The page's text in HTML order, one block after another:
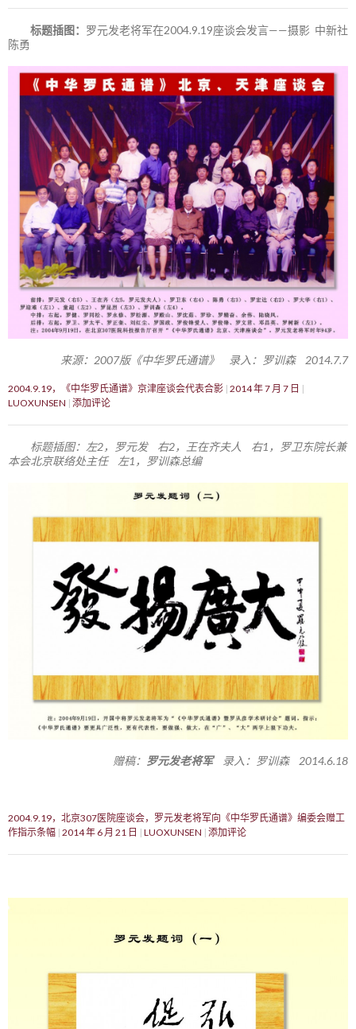
标题插图： 罗元发老将军在2004.9.19座谈会发言——摄影 中新社
陈勇
来源：2007版《中华罗氏通谱》 录入：罗训森 2014.7.7
2004.9.19，《中华罗氏通谱》京津座谈会代表合影 2014 年 7 月 7 日
LUOXUNSEN 添加评论
标题插图：左2，罗元发 右2，王在齐夫人 右1，罗卫东院长兼
本会北京联络处主任 左1，罗训森总编
赠稿： 罗元发老将军录入：罗训森 2014.6.18
2004.9.19，北京307医院座谈会，罗元发老将军向《中华罗氏通谱》编委会赠工
作指示条幅 2014 年 6 月 21 日 LUOXUNSEN 添加评论